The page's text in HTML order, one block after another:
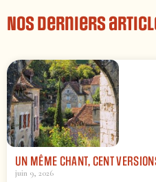
Nos derniers
UN MÊME CHANT, CENT
juin 9, 2026